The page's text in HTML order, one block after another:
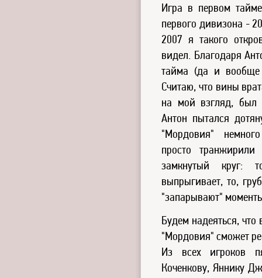
Игра в первом
первого дивизона -
2007 я такого
видел. Благодаря
тайма (да и вообще
Считаю, что вины
на мой взгляд, был
Антон пытался
"Мордовия"
просто транжирили
замкнутый круг:
выпрыгивает, то,
"запарывают"
Будем надеяться, что
"Мордовия" сможет
Из всех игроков
Коченкову, Яннику